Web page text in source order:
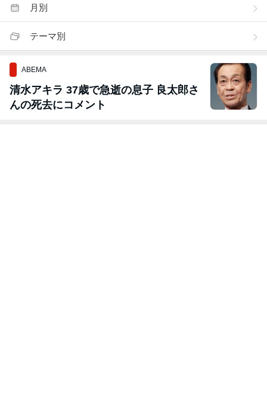
月別
テーマ別
ABEMA
清水アキラ 37歳で急逝の息子 良太郎さ
んの死去にコメント